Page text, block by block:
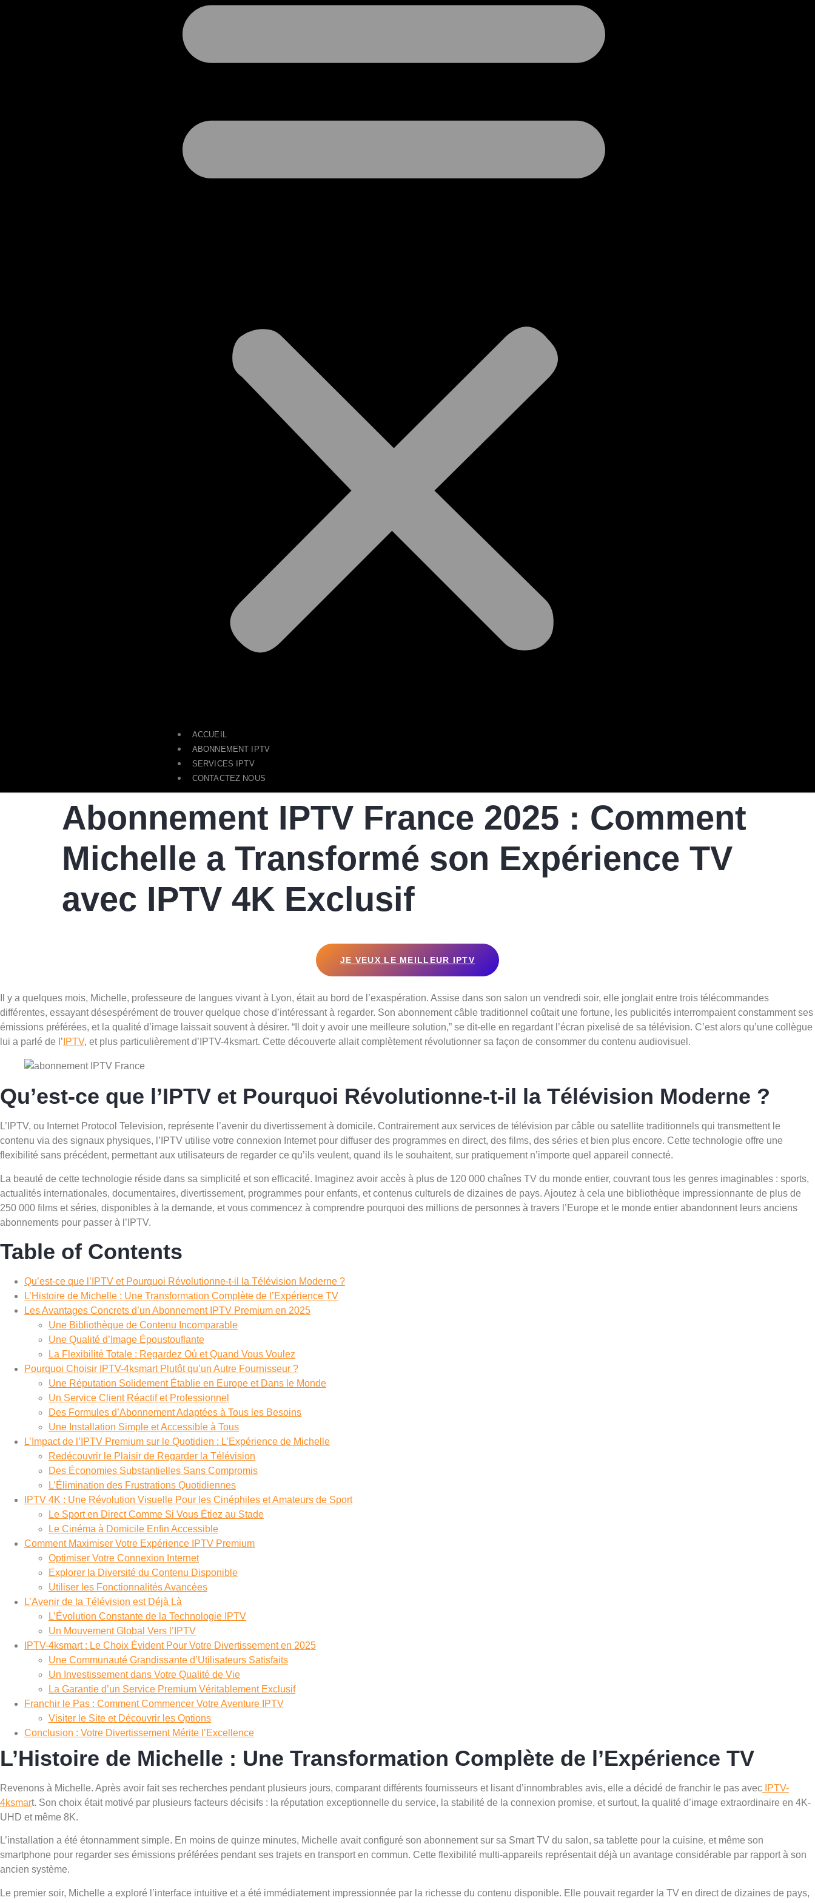
ACCUEIL
ABONNEMENT IPTV
SERVICES IPTV
CONTACTEZ NOUS
Abonnement IPTV France 2025 : Comment
Michelle a Transformé son Expérience TV
avec IPTV 4K Exclusif
JE VEUX LE MEILLEUR IPTV
Il y a quelques mois, Michelle, professeure de langues vivant à Lyon, était au bord de l’exaspération. Assise dans son salon un vendredi soir, elle jonglait entre trois télécommandes
différentes, essayant désespérément de trouver quelque chose d’intéressant à regarder. Son abonnement câble traditionnel coûtait une fortune, les publicités interrompaient constamment ses
émissions préférées, et la qualité d’image laissait souvent à désirer. “Il doit y avoir une meilleure solution,” se dit-elle en regardant l’écran pixelisé de sa télévision. C’est alors qu’une collègue
lui a parlé de l’ IPTV, et plus particulièrement d’IPTV-4ksmart. Cette découverte allait complètement révolutionner sa façon de consommer du contenu audiovisuel.
Qu’est-ce que l’IPTV et Pourquoi Révolutionne-t-il la Télévision Moderne ?
L’IPTV, ou Internet Protocol Television, représente l’avenir du divertissement à domicile. Contrairement aux services de télévision par câble ou satellite traditionnels qui transmettent le
contenu via des signaux physiques, l’IPTV utilise votre connexion Internet pour diffuser des programmes en direct, des films, des séries et bien plus encore. Cette technologie offre une
flexibilité sans précédent, permettant aux utilisateurs de regarder ce qu’ils veulent, quand ils le souhaitent, sur pratiquement n’importe quel appareil connecté.
La beauté de cette technologie réside dans sa simplicité et son efficacité. Imaginez avoir accès à plus de 120 000 chaînes TV du monde entier, couvrant tous les genres imaginables : sports,
actualités internationales, documentaires, divertissement, programmes pour enfants, et contenus culturels de dizaines de pays. Ajoutez à cela une bibliothèque impressionnante de plus de
250 000 films et séries, disponibles à la demande, et vous commencez à comprendre pourquoi des millions de personnes à travers l’Europe et le monde entier abandonnent leurs anciens
abonnements pour passer à l’IPTV.
Table of Contents
Qu’est-ce que l’IPTV et Pourquoi Révolutionne-t-il la Télévision Moderne ?
L’Histoire de Michelle : Une Transformation Complète de l’Expérience TV
Les Avantages Concrets d’un Abonnement IPTV Premium en 2025
Une Bibliothèque de Contenu Incomparable
Une Qualité d’Image Époustouflante
La Flexibilité Totale : Regardez Où et Quand Vous Voulez
Pourquoi Choisir IPTV-4ksmart Plutôt qu’un Autre Fournisseur ?
Une Réputation Solidement Établie en Europe et Dans le Monde
Un Service Client Réactif et Professionnel
Des Formules d’Abonnement Adaptées à Tous les Besoins
Une Installation Simple et Accessible à Tous
L’Impact de l’IPTV Premium sur le Quotidien : L’Expérience de Michelle
Redécouvrir le Plaisir de Regarder la Télévision
Des Économies Substantielles Sans Compromis
L’Élimination des Frustrations Quotidiennes
IPTV 4K : Une Révolution Visuelle Pour les Cinéphiles et Amateurs de Sport
Le Sport en Direct Comme Si Vous Étiez au Stade
Le Cinéma à Domicile Enfin Accessible
Comment Maximiser Votre Expérience IPTV Premium
Optimiser Votre Connexion Internet
Explorer la Diversité du Contenu Disponible
Utiliser les Fonctionnalités Avancées
L’Avenir de la Télévision est Déjà Là
L’Évolution Constante de la Technologie IPTV
Un Mouvement Global Vers l’IPTV
IPTV-4ksmart : Le Choix Évident Pour Votre Divertissement en 2025
Une Communauté Grandissante d’Utilisateurs Satisfaits
Un Investissement dans Votre Qualité de Vie
La Garantie d’un Service Premium Véritablement Exclusif
Franchir le Pas : Comment Commencer Votre Aventure IPTV
Visiter le Site et Découvrir les Options
Conclusion : Votre Divertissement Mérite l’Excellence
L’Histoire de Michelle : Une Transformation Complète de l’Expérience TV
Revenons à Michelle. Après avoir fait ses recherches pendant plusieurs jours, comparant différents fournisseurs et lisant d’innombrables avis, elle a décidé de franchir le pas avec IPTV-
4ksmart. Son choix était motivé par plusieurs facteurs décisifs : la réputation exceptionnelle du service, la stabilité de la connexion promise, et surtout, la qualité d’image extraordinaire en 4K-
UHD et même 8K.
L’installation a été étonnamment simple. En moins de quinze minutes, Michelle avait configuré son abonnement sur sa Smart TV du salon, sa tablette pour la cuisine, et même son
smartphone pour regarder ses émissions préférées pendant ses trajets en transport en commun. Cette flexibilité multi-appareils représentait déjà un avantage considérable par rapport à son
ancien système.
Le premier soir, Michelle a exploré l’interface intuitive et a été immédiatement impressionnée par la richesse du contenu disponible. Elle pouvait regarder la TV en direct de dizaines de pays,